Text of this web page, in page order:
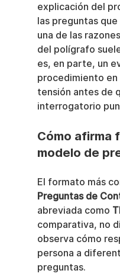
explicación del
las preguntas
una de las
del polígrafo
es, en parte, un
procedimiento en
tensión antes de
interrogatorio
Cómo afirma
modelo de
El formato más
Preguntas de
abreviada como
comparativa, no
observa cómo
persona a
preguntas.